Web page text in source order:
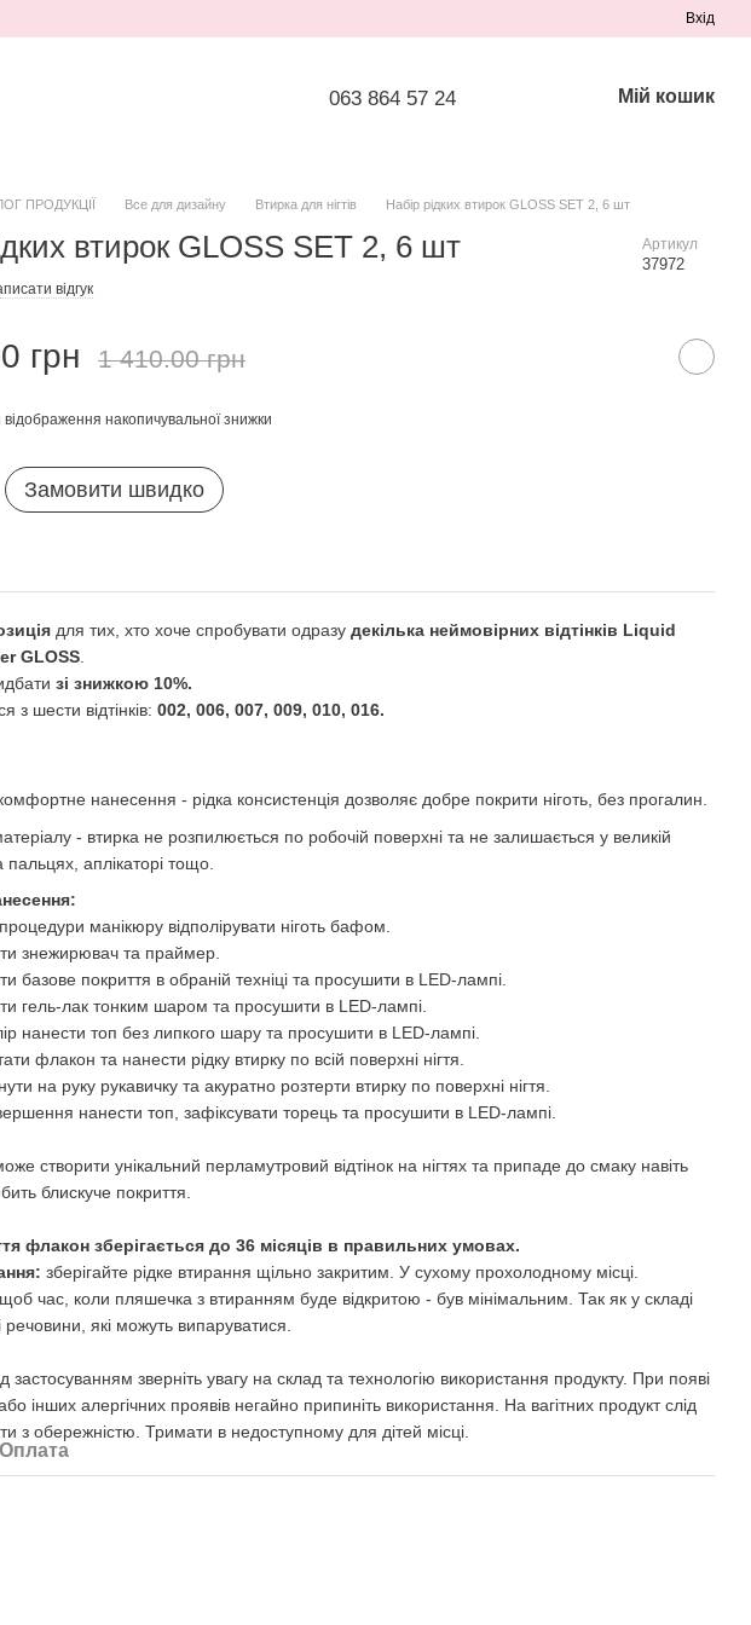
Вхід
063 864 57 24 Мій кошик
ПРОДУКЦІЇ Все для дизайну Втирка для нігтів Набір рідких втирок GLOSS SET 2, 6 шт
втирок GLOSS SET 2, 6 шт Артикул
37972
відгук
грн 1 410.00 грн
відображення накопичувальної знижки
Замовити швидко
для тих, хто хоче спробувати одразу декілька неймовірних відтінків Liquid
GLOSS.
зі знижкою 10%.
з шести відтінків: 002, 006, 007, 009, 010, 016.
нанесення - рідка консистенція дозволяє добре покрити ніготь, без прогалин.
- втирка не розпилюється по робочій поверхні та не залишається у великій
пальцях, аплікаторі тощо.
манікюру відполірувати ніготь бафом.
знежирювач та праймер.
базове покриття в обраній техніці та просушити в LED-лампі.
гель-лак тонким шаром та просушити в LED-лампі.
нанести топ без липкого шару та просушити в LED-лампі.
флакон та нанести рідку втирку по всій поверхні нігтя.
на руку рукавичку та акуратно розтерти втирку по поверхні нігтя.
нанести топ, зафіксувати торець та просушити в LED-лампі.
створити унікальний перламутровий відтінок на нігтях та припаде до смаку навіть
блискуче покриття.
флакон зберігається до 36 місяців в правильних умовах.
зберігайте рідке втирання щільно закритим. У сухому прохолодному місці.
час, коли пляшечка з втиранням буде відкритою - був мінімальним. Так як у складі
речовини, які можуть випаруватися.
застосуванням зверніть увагу на склад та технологію використання продукту. При появі
інших алергічних проявів негайно припиніть використання. На вагітних продукт слід
з обережністю. Тримати в недоступному для дітей місці.
Оплата